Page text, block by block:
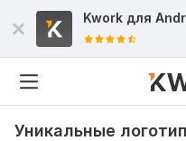
Kwork для
Уникальные